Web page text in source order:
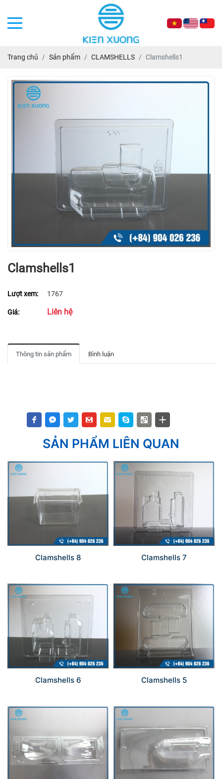
Trang chủ Sản phẩm CLAMSHELLS Clamshells1
Clamshells1
Lượt xem: 1767
Giá: Liên hệ
Thông tin sản phẩm Bình luận
SẢN PHẨM LIÊN QUAN
Clamshells 8 Clamshells 7
Clamshells 6 Clamshells 5